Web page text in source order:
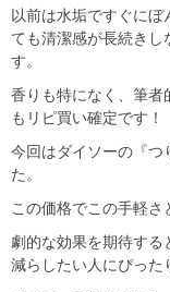
以前は水垢ですぐに
ても清潔感が長続き
す。
香りも特になく、筆者
もリピ買い確定です！
今回はダイソーの『つ
た。
この価格でこの手軽さ
劇的な効果を期待す
減らしたい人にぴった